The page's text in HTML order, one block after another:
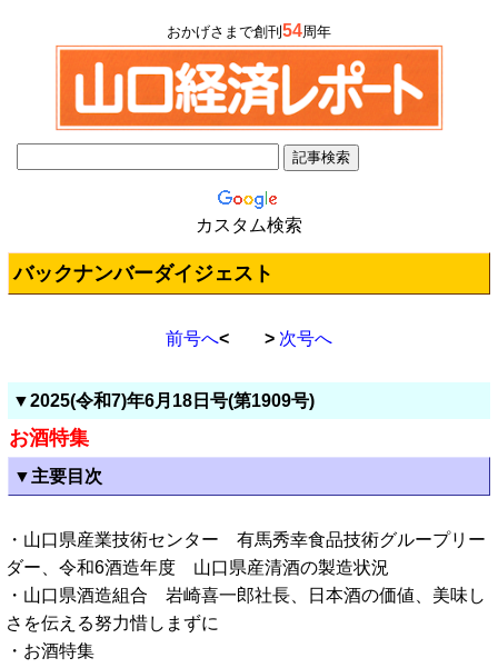
おかげさまで創刊 54周年
カスタム検索
バックナンバーダイジェスト
前号へ< > 次号へ
▼2025(令和7)年6月18日号(第1909号)
お酒特集
▼主要目次
・山口県産業技術センター 有馬秀幸食品技術グループリー
ダー、令和6酒造年度 山口県産清酒の製造状況
・山口県酒造組合 岩崎喜一郎社長、日本酒の価値、美味し
さを伝える努力惜しまずに
・お酒特集